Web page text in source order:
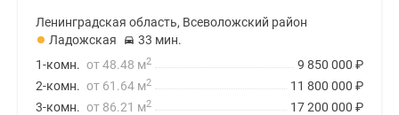
Ленинградская область, Всеволожский район
Ладожская
33 мин.
9 850 000 ₽
1-комн. от 48.48 м2
11 800 000 ₽
2-комн. от 61.64 м2
17 200 000 ₽
3-комн. от 86.21 м2